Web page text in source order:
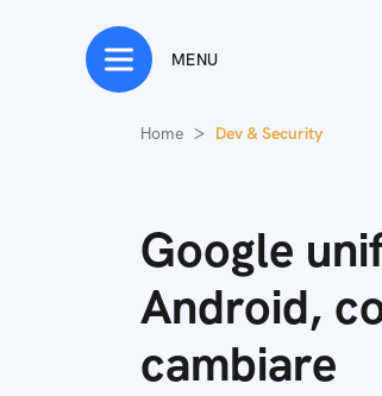
MENU
Home Dev & Security
Google
Android,
cambiare